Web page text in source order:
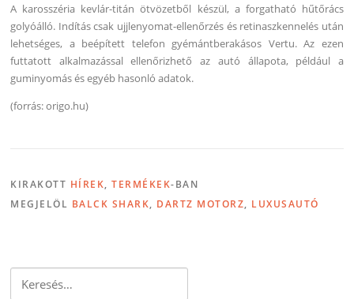
A karosszéria kevlár-titán ötvözetből készül, a forgatható hűtőrács
golyóálló. Indítás csak ujjlenyomat-ellenőrzés és retinaszkennelés után
lehetséges, a beépített telefon gyémántberakásos Vertu. Az ezen
futtatott alkalmazással ellenőrizhető az autó állapota, például a
guminyomás és egyéb hasonló adatok.
(forrás: origo.hu)
KIRAKOTT HÍREK,TERMÉKEK-BAN
MEGJELÖL BALCK SHARK, DARTZ MOTORZ, LUXUSAUTÓ